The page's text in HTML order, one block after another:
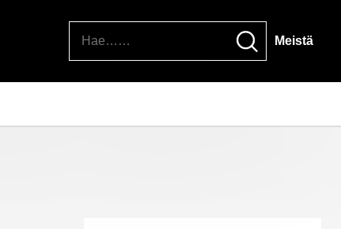
Meistä